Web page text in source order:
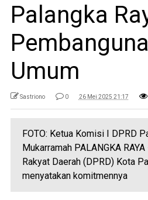
Palangka
Umum
Sastriono 0 26 Mei 2025 21:17
FOTO: Ketua Komisi I DPRD
Mukarramah PALANGKA
Rakyat Daerah (DPRD) Kota
menyatakan komitmennya